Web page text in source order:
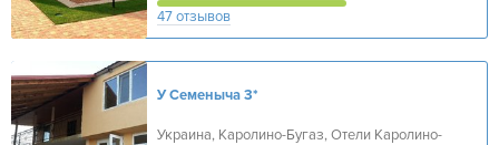
47 отзывов
У Семеныча3*
Украина, Каролино-Бугаз, Отели Каролино-